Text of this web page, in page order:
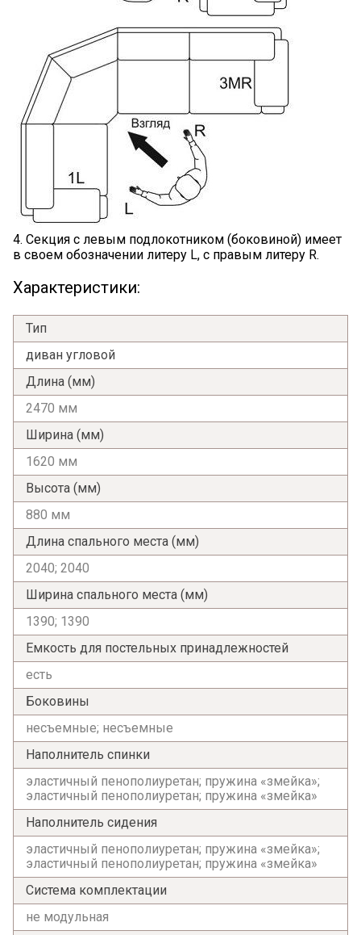
Я ознакомлен с Политикой
обработки персональных данных и
согласен на их обработку.
4. Секция с левым подлокотником (боковиной) имеет
в своем обозначении литеру L, с правым литеру R.
Характеристики:
Тип
диван угловой
Длина (мм)
2470 мм
Ширина (мм)
1620 мм
Высота (мм)
880 мм
Длина спального места (мм)
2040; 2040
Ширина спального места (мм)
1390; 1390
Емкость для постельных принадлежностей
есть
Боковины
несъемные; несъемные
Наполнитель спинки
эластичный пенополиуретан; пружина «змейка»;
эластичный пенополиуретан; пружина «змейка»
Наполнитель сидения
эластичный пенополиуретан; пружина «змейка»;
эластичный пенополиуретан; пружина «змейка»
Система комплектации
не модульная